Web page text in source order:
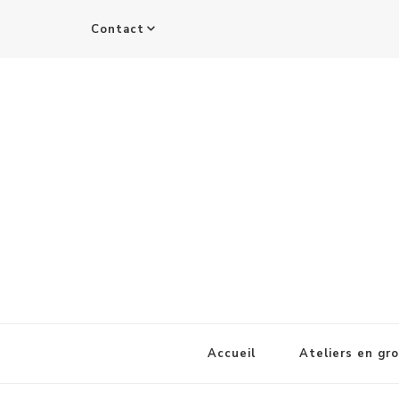
Contact
Accueil Ateliers en